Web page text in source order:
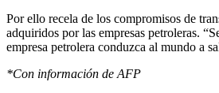
Por ello recela de los compromisos de
adquiridos por las empresas petroleras.
empresa petrolera conduzca al mundo a
*Con información de AFP